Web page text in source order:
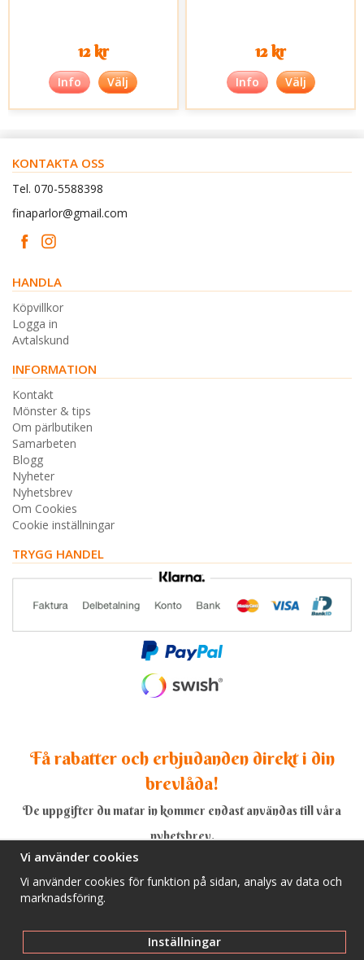
12 kr
Info Välj
12 kr
Info Välj
KONTAKTA OSS
Tel. 070-5588398
finaparlor@gmail.com
HANDLA
Köpvillkor
Logga in
Avtalskund
INFORMATION
Kontakt
Mönster & tips
Om pärlbutiken
Samarbeten
Blogg
Nyheter
Nyhetsbrev
Om Cookies
Cookie inställningar
TRYGG HANDEL
Få rabatter och erbjudanden direkt i din
brevlåda!
De uppgifter du matar in kommer endast användas till våra
nyhetsbrev.
Vi använder cookies
Vi använder cookies för funktion på sidan, analys av data och
marknadsföring.
Inställningar